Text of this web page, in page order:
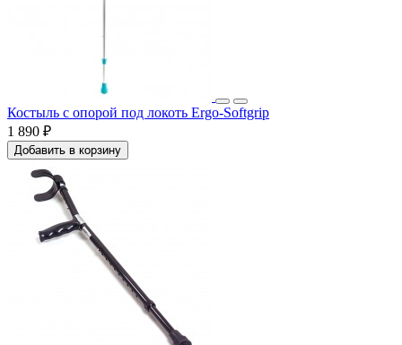
Костыль с опорой под локоть Ergo-Softgrip
1 890 ₽
Добавить в корзину